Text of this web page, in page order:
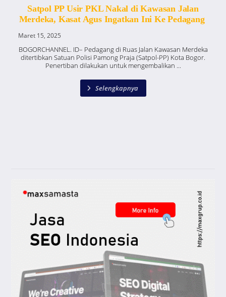
Satpol PP Usir PKL Nakal di Kawasan Jalan
Merdeka, Kasat Agus Ingatkan Ini Ke Pedagang
Maret 15, 2025
BOGORCHANNEL. ID– Pedagang di Ruas Jalan Kawasan Merdeka
ditertibkan Satuan Polisi Pamong Praja (Satpol-PP) Kota Bogor.
Penertiban dilakukan untuk mengembalikan ...
Selengkapnya